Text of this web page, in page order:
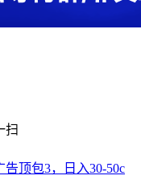
顶包3，日入30-50c